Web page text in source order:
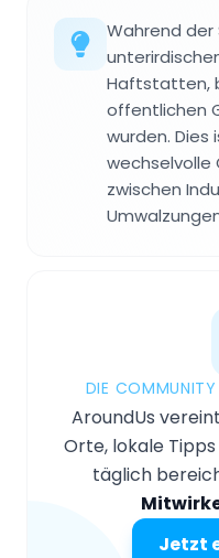
Wahrend
Haftstatten,
offentlichen
wurden. Dies
wechselvolle
zwischen
DIE COMMUNITY
AroundUs
Orte, lokale
täglich
Jetzt